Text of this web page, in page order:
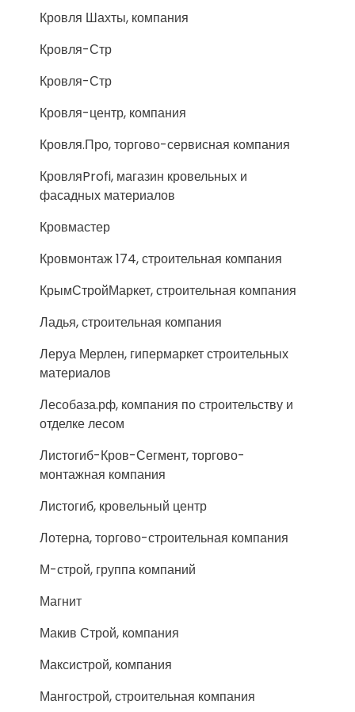
Кровля Шахты, компания
Кровля-Стр
Кровля-Стр
Кровля-центр, компания
Кровля.Про, торгово-сервисная компания
КровляProfi, магазин кровельных и
фасадных материалов
Кровмастер
Кровмонтаж 174, строительная компания
КрымСтройМаркет, строительная компания
Ладья, строительная компания
Леруа Мерлен, гипермаркет строительных
материалов
Лесобаза.рф, компания по строительству и
отделке лесом
Листогиб-Кров-Сегмент, торгово-
монтажная компания
Листогиб, кровельный центр
Лотерна, торгово-строительная компания
М-строй, группа компаний
Магнит
Макив Строй, компания
Максистрой, компания
Мангострой, строительная компания